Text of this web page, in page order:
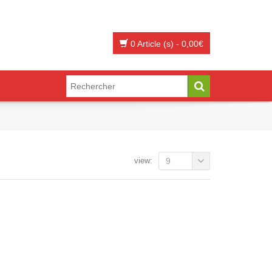
0 Article (s) - 0,00€
view: 9